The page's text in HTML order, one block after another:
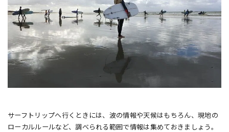
サーフトリップへ行くときには、波の情報や天候はもちろん、現地の
ローカルルールなど、調べられる範囲で情報は集めておきましょう。